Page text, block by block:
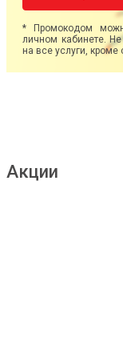
* Промокодом
личном кабинете.
на все услуги, кроме
Акции